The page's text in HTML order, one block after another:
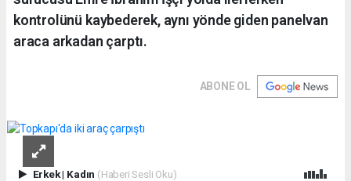
kontrolünü kaybederek, aynı yönde giden panelvan
araca arkadan çarptı.
ABONE OL
Erkek| Kadın (Haberi Sesli Oku)